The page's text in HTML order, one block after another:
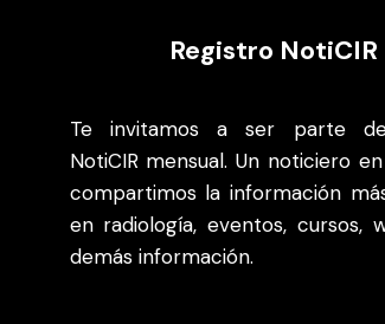
Registro NotiCIR
Te invitamos a ser parte
NotiCIR mensual. Un noticiero
compartimos la información
en radiología, eventos, cursos,
demás información.